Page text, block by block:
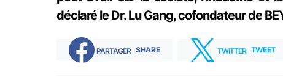
déclaré le Dr. Lu Gang, cofondateur de
SHARE TWEET